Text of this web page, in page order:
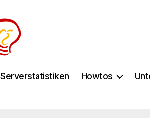
Serverstatistiken Howtos